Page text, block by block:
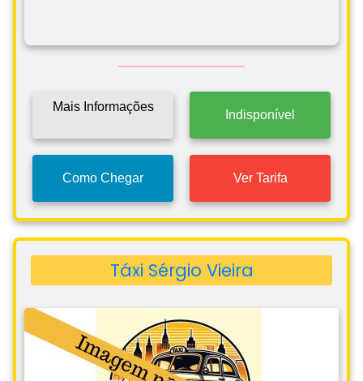
Mais Informações
Indisponível
Como Chegar Ver Tarifa
Táxi Sérgio Vieira